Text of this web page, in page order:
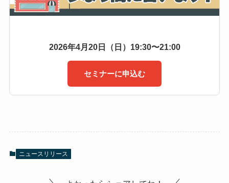
2026年4月20日（日）19:30〜21:00
セミナーに申込む
ニュースリリース